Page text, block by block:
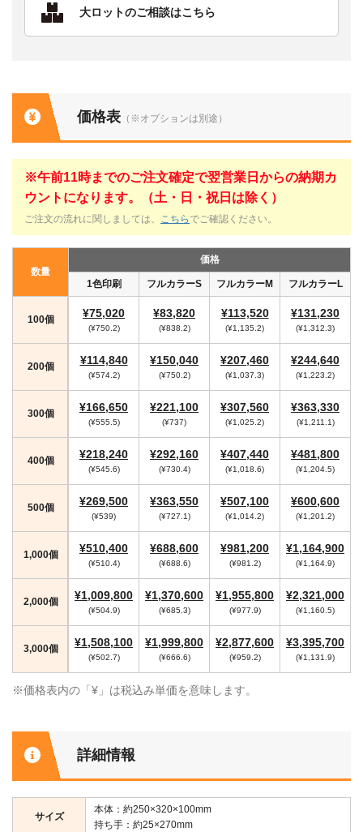
大ロットのご相談はこちら
価格表 （※オプションは別途）
※午前11時までのご注文確定で翌営業日からの納期カ
ウントになります。（土・日・祝日は除く）
ご注文の流れに関しましては、 こちら でご確認ください。
数量
価格
1色印刷 フルカラーS フルカラーM フルカラーL
100個 ¥75,020
(¥750.2)
¥83,820
(¥838.2)
¥113,520
(¥1,135.2)
¥131,230
(¥1,312.3)
200個 ¥114,840
(¥574.2)
¥150,040
(¥750.2)
¥207,460
(¥1,037.3)
¥244,640
(¥1,223.2)
300個 ¥166,650
(¥555.5)
¥221,100
(¥737)
¥307,560
(¥1,025.2)
¥363,330
(¥1,211.1)
400個 ¥218,240
(¥545.6)
¥292,160
(¥730.4)
¥407,440
(¥1,018.6)
¥481,800
(¥1,204.5)
500個 ¥269,500
(¥539)
¥363,550
(¥727.1)
¥507,100
(¥1,014.2)
¥600,600
(¥1,201.2)
1,000個 ¥510,400
(¥510.4)
¥688,600
(¥688.6)
¥981,200
(¥981.2)
¥1,164,900
(¥1,164.9)
2,000個 ¥1,009,800
(¥504.9)
¥1,370,600
(¥685.3)
¥1,955,800
(¥977.9)
¥2,321,000
(¥1,160.5)
3,000個 ¥1,508,100
(¥502.7)
¥1,999,800
(¥666.6)
¥2,877,600
(¥959.2)
¥3,395,700
(¥1,131.9)
※価格表内の「¥」は税込み単価を意味します。
詳細情報
サイズ
本体：約250×320×100mm
持ち手：約25×270mm